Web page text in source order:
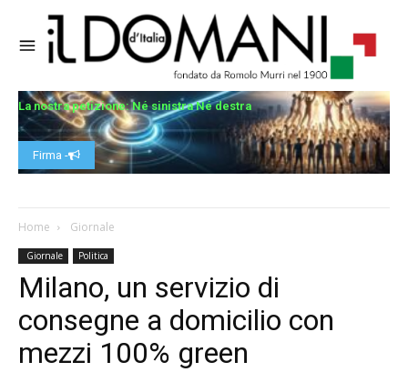
La nostra petizione: Né sinistra Né destra
Firma -
Home Giornale
Giornale Politica
Milano, un servizio di
consegne a domicilio con
mezzi 100% green